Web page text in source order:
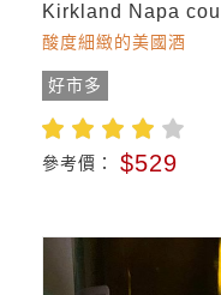
Kirkland Napa
酸度細緻的美國酒
好市多
參考價： $529